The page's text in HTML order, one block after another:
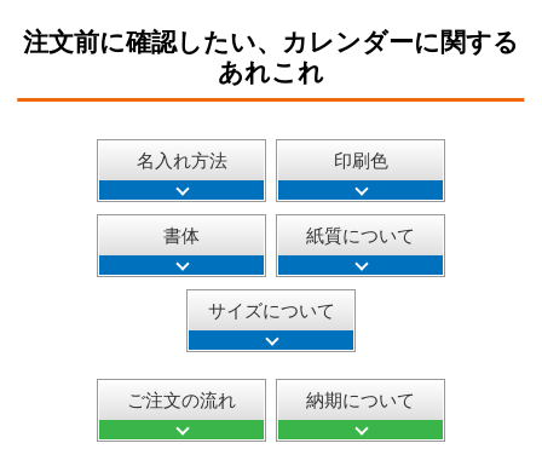
注文前に確認したい、カレンダーに関する
あれこれ
名入れ方法 印刷色
書体 紙質について
サイズについて
ご注文の流れ 納期について